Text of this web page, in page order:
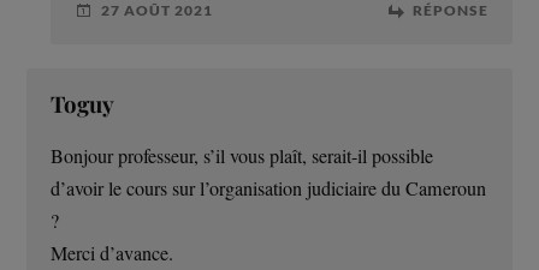
27 AOÛT 2021 RÉPONSE
Toguy
Bonjour professeur, s’il vous plaît, serait-il possible
d’avoir le cours sur l’organisation judiciaire du Cameroun
?
Merci d’avance.